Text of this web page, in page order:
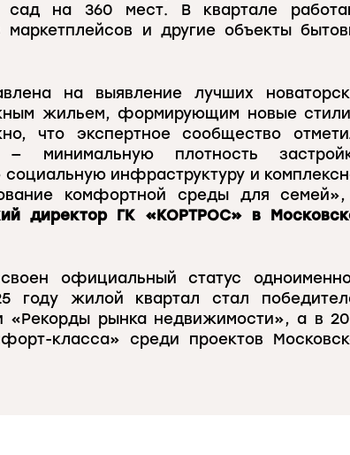
сад на 360 мест. В квартале
и другие объекты
на выявление лучших
жильем, формирующим новые
что экспертное сообщество
— минимальную плотность
инфраструктуру и
комфортной среды для
директор ГК «КОРТРОС» в
официальный статус
году жилой квартал стал
рынка недвижимости», а в
класса» среди проектов